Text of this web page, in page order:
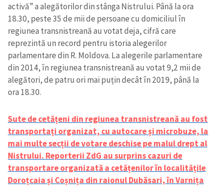
activă” a alegătorilor din stânga Nistrului. Până la ora
18.30, peste 35 de mii de persoane cu domiciliul în
regiunea transnistreană au votat deja, cifră care
reprezintă un record pentru istoria alegerilor
parlamentare din R. Moldova. La alegerile parlamentare
din 2014, în regiunea transnistreană au votat 9,2 mii de
alegători, de patru ori mai puțin decât în 2019, până la
ora 18.30.
Sute de cetățeni din regiunea transnistreană au fost
transportați organizat, cu autocare și microbuze, la
mai multe secții de votare deschise pe malul drept al
Nistrului. Reporterii ZdG au surprins cazuri de
transportare organizată a cetățenilor în localitățile
Doroțcaia și Coșnița din raionul Dubăsari, în Varnița